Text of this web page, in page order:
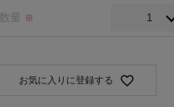
お気に入りに登録する
数量 ※